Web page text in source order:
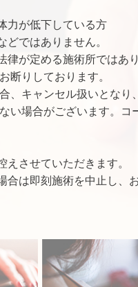
力が低下している方
どではありません。
律が定める施術所ではあ
断りしております。
、キャンセル扱いとな
場合がございます。
えさせていただきます。
は即刻施術を中止し、